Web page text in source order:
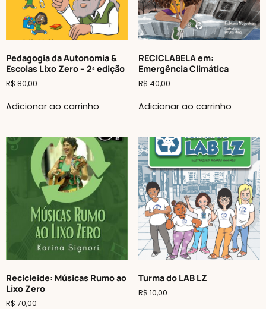
Pedagogia da Autonomia &
Escolas Lixo Zero – 2ª edição
R$ 80,00
Adicionar ao carrinho
RECICLABELA em:
Emergência Climática
R$ 40,00
Adicionar ao carrinho
Recicleide: Músicas Rumo ao
Lixo Zero
R$ 70,00
Turma do LAB LZ
R$ 10,00